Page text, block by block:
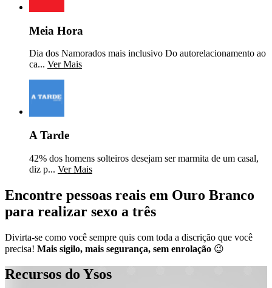
Meia Hora
Dia dos Namorados mais inclusivo Do autorelacionamento ao
ca... Ver Mais
A Tarde
42% dos homens solteiros desejam ser marmita de um casal,
diz p... Ver Mais
Encontre pessoas reais em Ouro Branco
para realizar sexo a três
Divirta-se como você sempre quis com toda a discrição que você
precisa! Mais sigilo, mais segurança, sem enrolação 😉
Recursos do Ysos